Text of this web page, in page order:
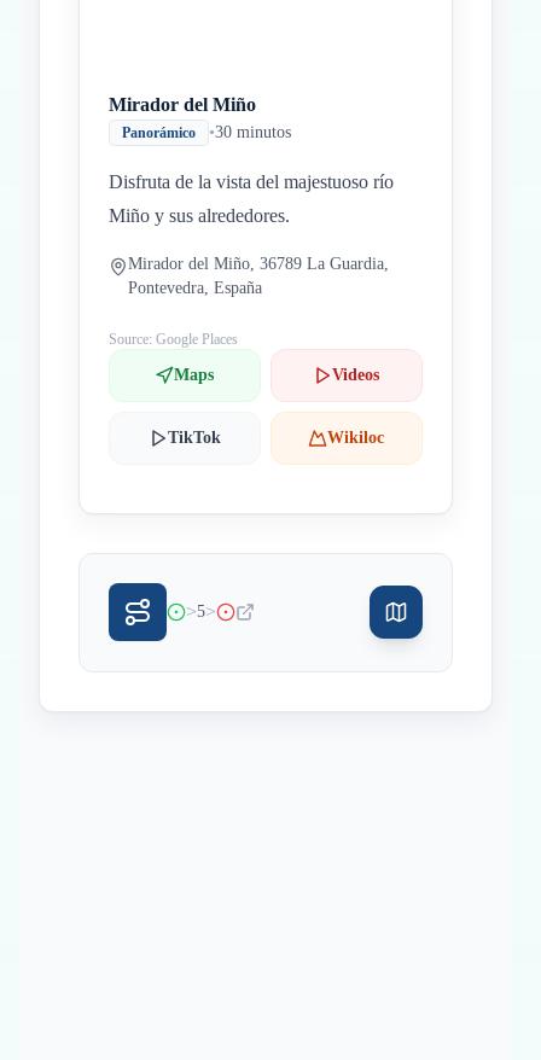
Mirador del Miño
Panorámico •30 minutos
Disfruta de la vista del majestuoso río
Miño y sus alrededores.
Mirador del Miño, 36789 La Guardia,
Pontevedra, España
Source: Google Places
Maps Videos
TikTok Wikiloc
>5>